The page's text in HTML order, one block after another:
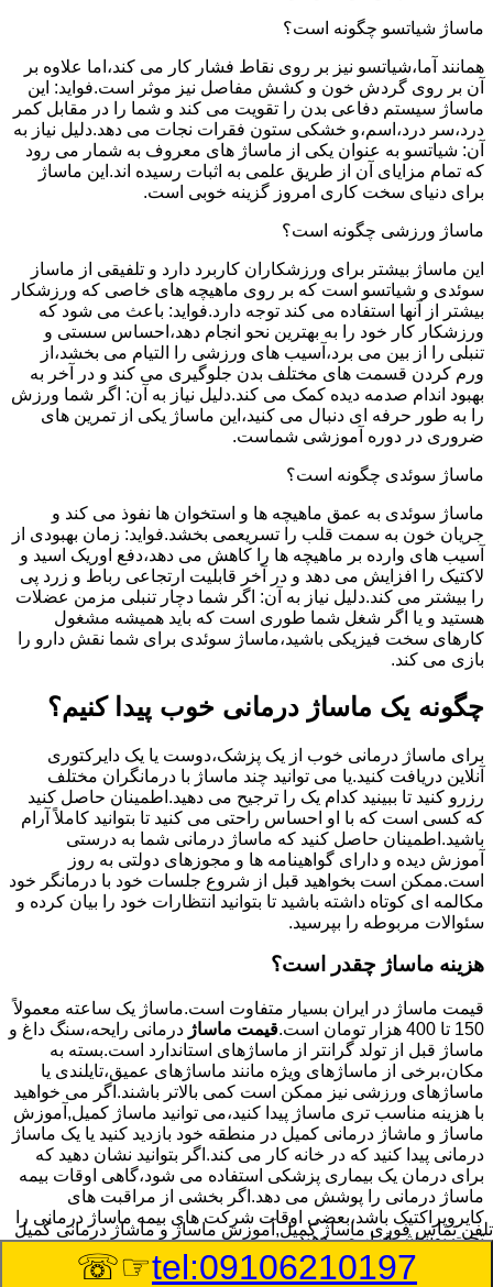
ماساژ شیاتسو چگونه است؟
همانند آما،شیاتسو نیز بر روی نقاط فشار کار می کند،اما علاوه بر
آن بر روی گردش خون و کشش مفاصل نیز موثر است.فواید: این
ماساژ سیستم دفاعی بدن را تقویت می کند و شما را در مقابل کمر
درد،سر درد،اسم،و خشکی ستون فقرات نجات می دهد.دلیل نیاز به
آن: شیاتسو به عنوان یکی از ماساژ های معروف به شمار می رود
که تمام مزایای آن از طریق علمی به اثبات رسیده اند.این ماساژ
برای دنیای سخت کاری امروز گزینه خوبی است.
ماساژ ورزشی چگونه است؟
این ماساژ بیشتر برای ورزشکاران کاربرد دارد و تلفیقی از ماساز
سوئدی و شیاتسو است که بر روی ماهیچه های خاصی که ورزشکار
بیشتر از آنها استفاده می کند توجه دارد.فواید: باعث می شود که
ورزشکار کار خود را به بهترین نحو انجام دهد،احساس سستی و
تنبلی را از بین می برد،آسیب های ورزشی را التیام می بخشد،از
ورم کردن قسمت های مختلف بدن جلوگیری می کند و در آخر به
بهبود اندام صدمه دیده کمک می کند.دلیل نیاز به آن: اگر شما ورزش
را به طور حرفه ای دنبال می کنید،این ماساژ یکی از تمرین های
ضروری در دوره آموزشی شماست.
ماساژ سوئدی چگونه است؟
ماساژ سوئدی به عمق ماهیچه ها و استخوان ها نفوذ می کند و
جریان خون به سمت قلب را تسریعمی بخشد.فواید: زمان بهبودی از
آسیب های وارده بر ماهیچه ها را کاهش می دهد،دفع اوریک اسید و
لاکتیک را افزایش می دهد و در آخر قابلیت ارتجاعی رباط و زرد پی
را بیشتر می کند.دلیل نیاز به آن: اگر شما دچار تنبلی مزمن عضلات
هستید و یا اگر شغل شما طوری است که باید همیشه مشغول
کارهای سخت فیزیکی باشید،ماساژ سوئدی برای شما نقش دارو را
بازی می کند.
چگونه یک ماساژ درمانی خوب پیدا کنیم؟
برای ماساژ درمانی خوب از یک پزشک،دوست یا یک دایرکتوری
آنلاین دریافت کنید.یا می توانید چند ماساژ با درمانگران مختلف
رزرو کنید تا ببینید کدام یک را ترجیح می دهید.اطمینان حاصل کنید
که کسی است که با او احساس راحتی می کنید تا بتوانید کاملاً آرام
باشید.اطمینان حاصل کنید که ماساژ درمانی شما به درستی
آموزش دیده و دارای گواهینامه ها و مجوزهای دولتی به روز
است.ممکن است بخواهید قبل از شروع جلسات خود با درمانگر خود
مکالمه ای کوتاه داشته باشید تا بتوانید انتظارات خود را بیان کرده و
سئوالات مربوطه را بپرسید.
هزینه ماساژ چقدر است؟
قیمت ماساژ در ایران بسیار متفاوت است.ماساژ یک ساعته معمولاً
150 تا 400 هزار تومان است.
قیمت ماساژ درمانی رایحه،سنگ داغ و
ماساژ قبل از تولد گرانتر از ماساژهای استاندارد است.بسته به
مکان،برخی از ماساژهای ویژه مانند ماساژهای عمیق،تایلندی یا
ماساژهای ورزشی نیز ممکن است کمی بالاتر باشند.اگر می خواهید
با هزینه مناسب تری ماساژ پیدا کنید،می توانید ماساژ کمیل,آموزش
ماساژ و ماشاژ درمانی کمیل در منطقه خود بازدید کنید یا یک ماساژ
درمانی پیدا کنید که در خانه کار می کند.اگر بتوانید نشان دهید که
برای درمان یک بیماری پزشکی استفاده می شود،گاهی اوقات بیمه
ماساژ درمانی را پوشش می دهد.اگر بخشی از مراقبت های
کایروپراکتیک باشد،بعضی اوقات شرکت های بیمه ماساژ درمانی را
تحت پوشش قرار می دهند.
8/7/2026 1:03:37 PM
تلفن تماس فوریماساژ کمیل,آموزش ماساژ و ماشاژ درمانی کمیل
tel:09106210197
☞☏